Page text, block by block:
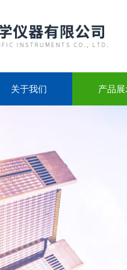
关于我们 产品